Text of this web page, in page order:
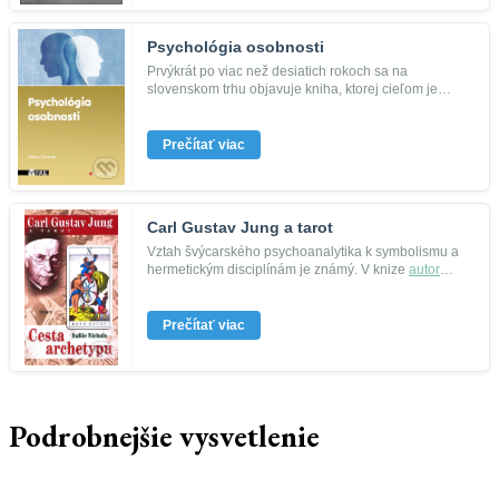
Psychológia osobnosti
Prvýkrát po viac než desiatich rokoch sa na
slovenskom trhu objavuje kniha, ktorej cieľom je
Prečítať viac
Carl Gustav Jung a tarot
Vztah švýcarského psychoanalytika k symbolismu a
hermetickým disciplínám je známý. V knize autor
Prečítať viac
Podrobnejšie vysvetlenie